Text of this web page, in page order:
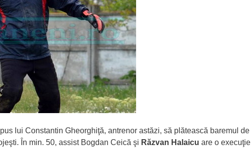
lui Constantin Gheorghiţă, antrenor astăzi, să plătească baremul de
În min. 50, assist Bogdan Ceică şi Răzvan Halaicu are o execuţie